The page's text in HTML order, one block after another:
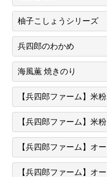
柚子こしょうシリーズ
兵四郎のわかめ
海風薫 焼きのり
【兵四郎ファーム】米
【兵四郎ファーム】米
【兵四郎ファーム】オ
【兵四郎ファーム】オ